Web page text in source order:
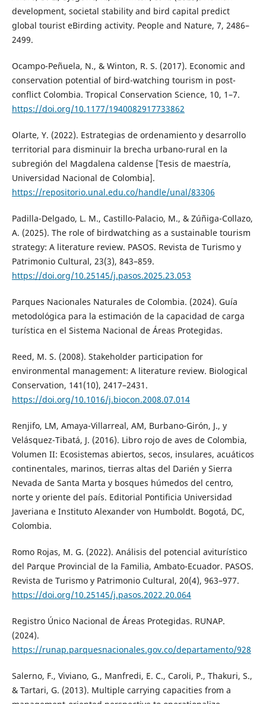
development, societal stability and bird capital predict
global tourist eBirding activity. People and Nature, 7, 2486–
2499.
Ocampo-Peñuela, N., & Winton, R. S. (2017). Economic and
conservation potential of bird-watching tourism in post-
conflict Colombia. Tropical Conservation Science, 10, 1–7.
https://doi.org/10.1177/1940082917733862
Olarte, Y. (2022). Estrategias de ordenamiento y desarrollo
territorial para disminuir la brecha urbano-rural en la
subregión del Magdalena caldense [Tesis de maestría,
Universidad Nacional de Colombia].
https://repositorio.unal.edu.co/handle/unal/83306
Padilla-Delgado, L. M., Castillo-Palacio, M., & Zúñiga-Collazo,
A. (2025). The role of birdwatching as a sustainable tourism
strategy: A literature review. PASOS. Revista de Turismo y
Patrimonio Cultural, 23(3), 843–859.
https://doi.org/10.25145/j.pasos.2025.23.053
Parques Nacionales Naturales de Colombia. (2024). Guía
metodológica para la estimación de la capacidad de carga
turística en el Sistema Nacional de Áreas Protegidas.
Reed, M. S. (2008). Stakeholder participation for
environmental management: A literature review. Biological
Conservation, 141(10), 2417–2431.
https://doi.org/10.1016/j.biocon.2008.07.014
Renjifo, LM, Amaya-Villarreal, AM, Burbano-Girón, J., y
Velásquez-Tibatá, J. (2016). Libro rojo de aves de Colombia,
Volumen II: Ecosistemas abiertos, secos, insulares, acuáticos
continentales, marinos, tierras altas del Darién y Sierra
Nevada de Santa Marta y bosques húmedos del centro,
norte y oriente del país. Editorial Pontificia Universidad
Javeriana e Instituto Alexander von Humboldt. Bogotá, DC,
Colombia.
Romo Rojas, M. G. (2022). Análisis del potencial aviturístico
del Parque Provincial de la Familia, Ambato-Ecuador. PASOS.
Revista de Turismo y Patrimonio Cultural, 20(4), 963–977.
https://doi.org/10.25145/j.pasos.2022.20.064
Registro Único Nacional de Áreas Protegidas. RUNAP.
(2024).
https://runap.parquesnacionales.gov.co/departamento/928
Salerno, F., Viviano, G., Manfredi, E. C., Caroli, P., Thakuri, S.,
& Tartari, G. (2013). Multiple carrying capacities from a